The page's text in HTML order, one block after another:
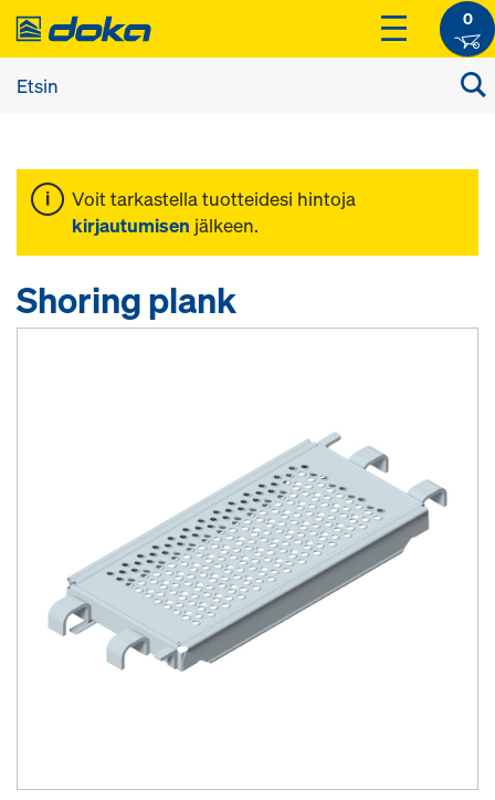
0
Voit tarkastella tuotteidesi hintoja
kirjautumisen jälkeen.
Shoring plank